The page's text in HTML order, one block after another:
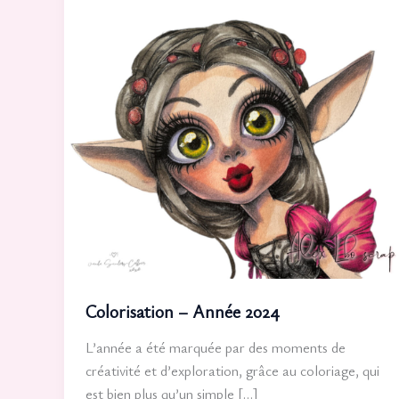
Colorisation – Année 2024
L’année a été marquée par des moments de
créativité et d’exploration, grâce au coloriage, qui
est bien plus qu’un simple […]